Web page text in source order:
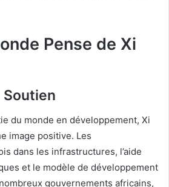
Pense de Xi
du monde en développement, Xi
image positive. Les
dans les infrastructures, l’aide
et le modèle de développement
gouvernements africains,